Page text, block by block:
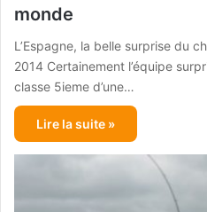
monde
L’Espagne, la belle surprise du
2014 Certainement l’équipe
classe 5ieme d’une…
Lire la suite »